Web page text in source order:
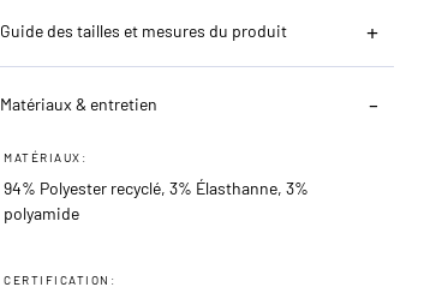
Guide des tailles et mesures du produit
Matériaux & entretien
MATÉRIAUX:
94% Polyester recyclé, 3% Élasthanne, 3%
polyamide
CERTIFICATION: